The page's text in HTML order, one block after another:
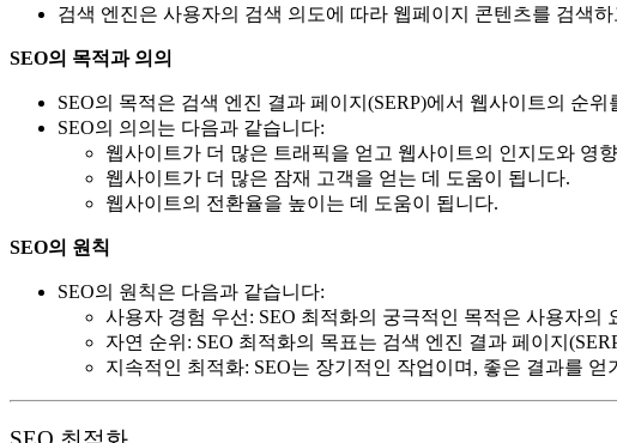
검색 엔진은 사용자의 검색 의도에 따라 웹페이지 콘텐츠를 검색
SEO의 목적과 의의
SEO의 목적은 검색 엔진 결과 페이지(SERP)에서 웹사이트의 순위
SEO의 의의는 다음과 같습니다:
웹사이트가 더 많은 트래픽을 얻고 웹사이트의 인지도와 영
웹사이트가 더 많은 잠재 고객을 얻는 데 도움이 됩니다.
웹사이트의 전환율을 높이는 데 도움이 됩니다.
SEO의 원칙
SEO의 원칙은 다음과 같습니다:
사용자 경험 우선: SEO 최적화의 궁극적인 목적은 사용자
자연 순위: SEO 최적화의 목표는 검색 엔진 결과 페이지
지속적인 최적화: SEO는 장기적인 작업이며, 좋은 결과를